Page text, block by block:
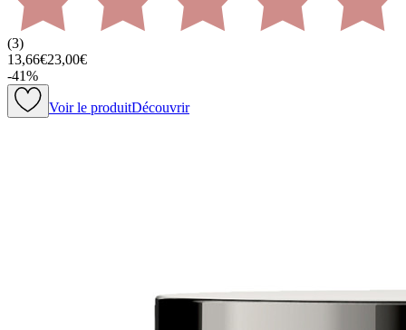
(3)
13,66€23,00€
-41%
Voir le produitDécouvrir